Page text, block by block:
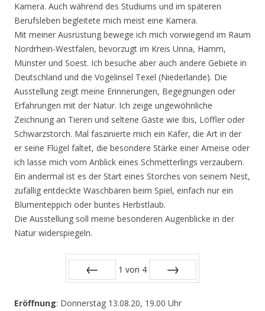
Kamera. Auch während des Studiums und im späteren
Berufsleben begleitete mich meist eine Kamera.
Mit meiner Ausrüstung bewege ich mich vorwiegend im Raum
Nordrhein-Westfalen, bevorzugt im Kreis Unna, Hamm,
Münster und Soest. Ich besuche aber auch andere Gebiete in
Deutschland und die Vogelinsel Texel (Niederlande). Die
Ausstellung zeigt meine Erinnerungen, Begegnungen oder
Erfahrungen mit der Natur. Ich zeige ungewöhnliche
Zeichnung an Tieren und seltene Gäste wie Ibis, Löffler oder
Schwarzstorch. Mal faszinierte mich ein Käfer, die Art in der
er seine Flügel faltet, die besondere Stärke einer Ameise oder
ich lasse mich vom Anblick eines Schmetterlings verzaubern.
Ein andermal ist es der Start eines Storches von seinem Nest,
zufällig entdeckte Waschbären beim Spiel, einfach nur ein
Blumenteppich oder buntes Herbstlaub.
Die Ausstellung soll meine besonderen Augenblicke in der
Natur widerspiegeln.
1 von 4
Eröffnung: Donnerstag 13.08.20, 19.00 Uhr